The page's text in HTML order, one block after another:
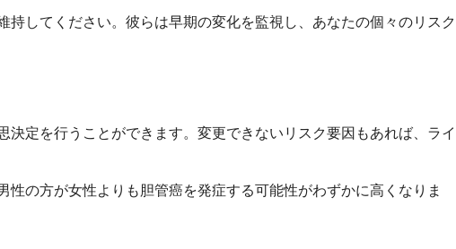
してください。彼らは早期の変化を監視し、あなたの個々のリスク
定を行うことができます。変更できないリスク要因もあれば、ライ
の方が女性よりも胆管癌を発症する可能性がわずかに高くなりま